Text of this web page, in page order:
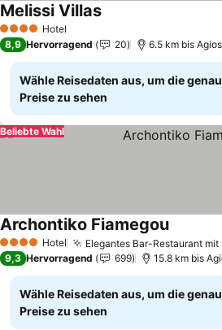
4 Sterne Hotel
Melissi VillasPreise sehen
8,9 Hervorragend 20 6.5 km bis
Wähle Reisedaten aus, um die
Preise zu sehen
Beliebte Wahl
4 Sterne Hotel Elegantes Bar-Restaurant mit
Archontiko FiamegouPreise
9,3 Hervorragend 699 15.8 km bis
Wähle Reisedaten aus, um die
Preise zu sehen